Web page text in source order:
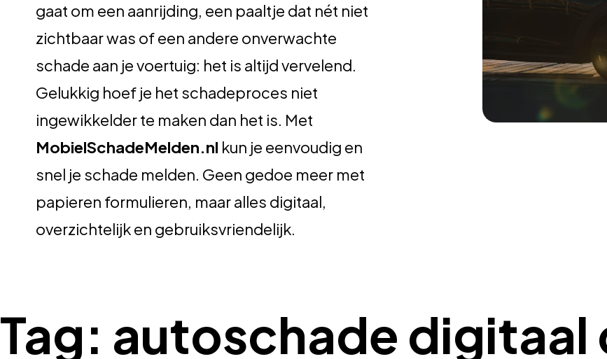
gaat om een aanrijding, een paaltje dat nét niet
zichtbaar was of een andere onverwachte
schade aan je voertuig: het is altijd vervelend.
Gelukkig hoef je het schadeproces niet
ingewikkelder te maken dan het is. Met
MobielSchadeMelden.nl kun je eenvoudig en
snel je schade melden. Geen gedoe meer met
papieren formulieren, maar alles digitaal,
overzichtelijk en gebruiksvriendelijk.
Tag: autoschade digitaal